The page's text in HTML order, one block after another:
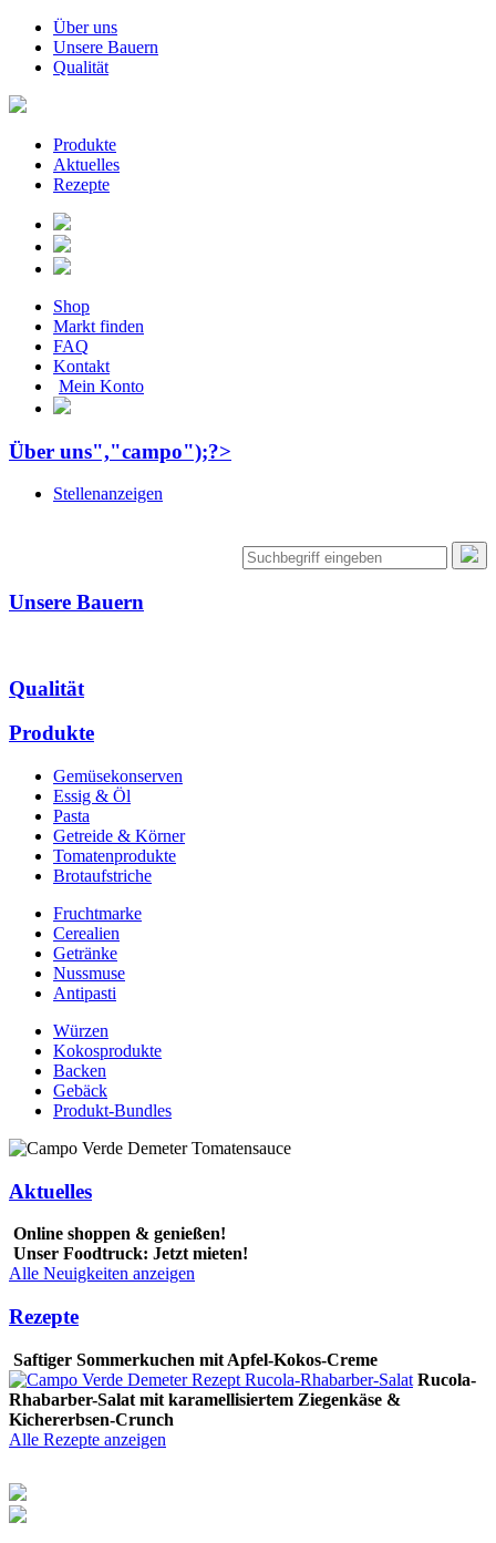
Über uns
Unsere Bauern
Qualität
Produkte
Aktuelles
Rezepte
Shop
Markt finden
FAQ
Kontakt
Mein Konto
Über uns","campo");?>
Stellenanzeigen
Unsere Bauern
Qualität
Produkte
Gemüsekonserven
Essig & Öl
Pasta
Getreide & Körner
Tomatenprodukte
Brotaufstriche
Fruchtmarke
Cerealien
Getränke
Nussmuse
Antipasti
Würzen
Kokosprodukte
Backen
Gebäck
Produkt-Bundles
Aktuelles
Online shoppen & genießen!
Unser Foodtruck: Jetzt mieten!
Alle Neuigkeiten anzeigen
Rezepte
Saftiger Sommerkuchen mit Apfel-Kokos-Creme
Rucola-
Rhabarber-Salat mit karamellisiertem Ziegenkäse &
Kichererbsen-Crunch
Alle Rezepte anzeigen